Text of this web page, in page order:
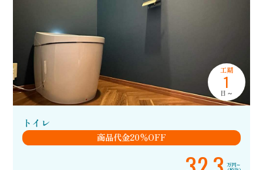
工期
1
日～
トイレ
商品代金20％OFF
万円～